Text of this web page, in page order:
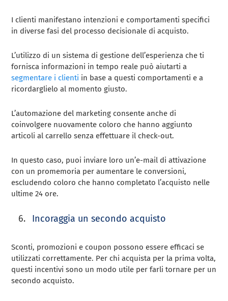
I clienti manifestano intenzioni e comportamenti specifici
in diverse fasi del processo decisionale di acquisto.
L’utilizzo di un sistema di gestione dell’esperienza che ti
fornisca informazioni in tempo reale può aiutarti a
segmentare i clienti in base a questi comportamenti e a
ricordarglielo al momento giusto.
L’automazione del marketing consente anche di
coinvolgere nuovamente coloro che hanno aggiunto
articoli al carrello senza effettuare il check-out.
In questo caso, puoi inviare loro un’e-mail di attivazione
con un promemoria per aumentare le conversioni,
escludendo coloro che hanno completato l’acquisto nelle
ultime 24 ore.
Incoraggia un secondo acquisto
Sconti, promozioni e coupon possono essere efficaci se
utilizzati correttamente. Per chi acquista per la prima volta,
questi incentivi sono un modo utile per farli tornare per un
secondo acquisto.